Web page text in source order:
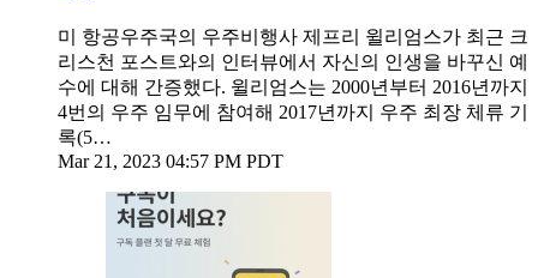
미 항공우주국의 우주비행사 제프리 윌리엄스가 최근 크
리스천 포스트와의 인터뷰에서 자신의 인생을 바꾸신 예
수에 대해 간증했다. 윌리엄스는 2000년부터 2016년까지
4번의 우주 임무에 참여해 2017년까지 우주 최장 체류 기
록(5…
Mar 21, 2023 04:57 PM PDT